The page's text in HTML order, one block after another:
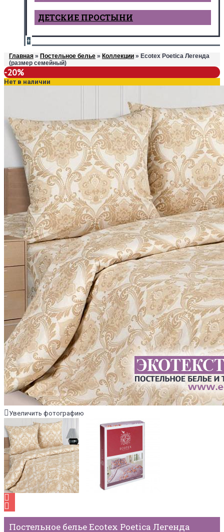
ДЕТСКИЕ ПРОСТЫНИ
+
Главная » Постельное белье » Коллекции » Ecotex Poetica Легенда
(размер семейный)
-20%
Нет в наличии
Увеличить фотографию
Постельное белье Ecotex Poetica Легенда